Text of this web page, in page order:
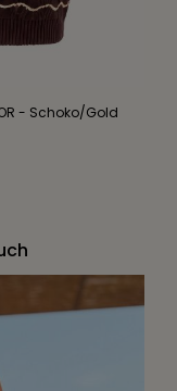
- Schoko/Gold